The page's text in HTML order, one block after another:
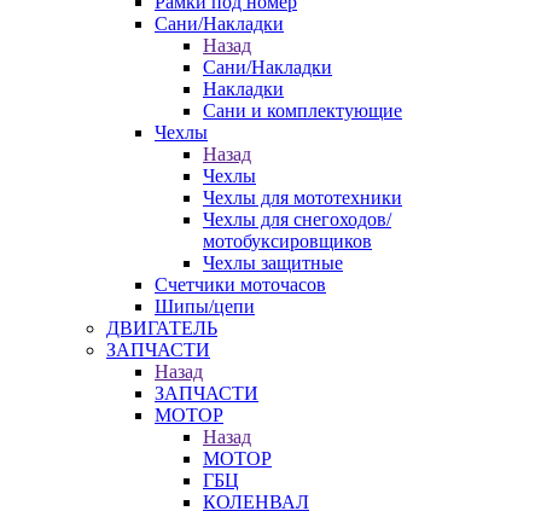
Сани/Накладки
Назад
Сани/Накладки
Накладки
Сани и комплектующие
Чехлы
Назад
Чехлы
Чехлы для мототехники
Чехлы для снегоходов/
мотобуксировщиков
Чехлы защитные
Счетчики моточасов
Шипы/цепи
ДВИГАТЕЛЬ
ЗАПЧАСТИ
Назад
ЗАПЧАСТИ
МОТОР
Назад
МОТОР
ГБЦ
КОЛЕНВАЛ